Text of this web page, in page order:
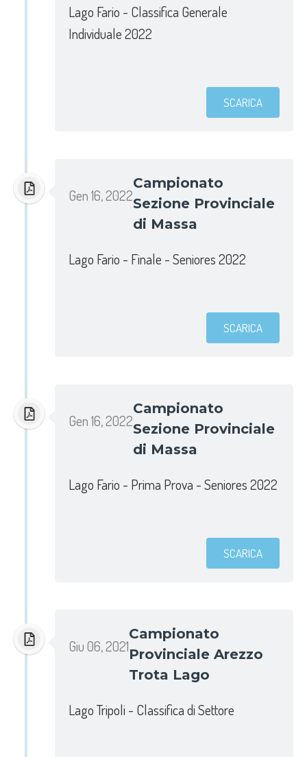
Lago Fario - Classifica Generale
Individuale 2022
SCARICA
Gen 16, 2022
Campionato
Sezione Provinciale
di Massa
Lago Fario - Finale - Seniores 2022
SCARICA
Gen 16, 2022
Campionato
Sezione Provinciale
di Massa
Lago Fario - Prima Prova - Seniores 2022
SCARICA
Giu 06, 2021
Campionato
Provinciale Arezzo
Trota Lago
Lago Tripoli - Classifica di Settore